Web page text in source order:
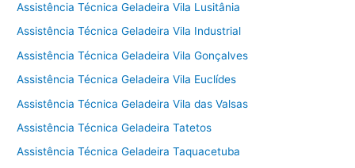
Assistência Técnica Geladeira Vila Lusitânia
Assistência Técnica Geladeira Vila Industrial
Assistência Técnica Geladeira Vila Gonçalves
Assistência Técnica Geladeira Vila Euclídes
Assistência Técnica Geladeira Vila das Valsas
Assistência Técnica Geladeira Tatetos
Assistência Técnica Geladeira Taquacetuba